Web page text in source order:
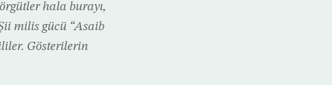
hala burayı,
milis gücü “Asaib
Gösterilerin